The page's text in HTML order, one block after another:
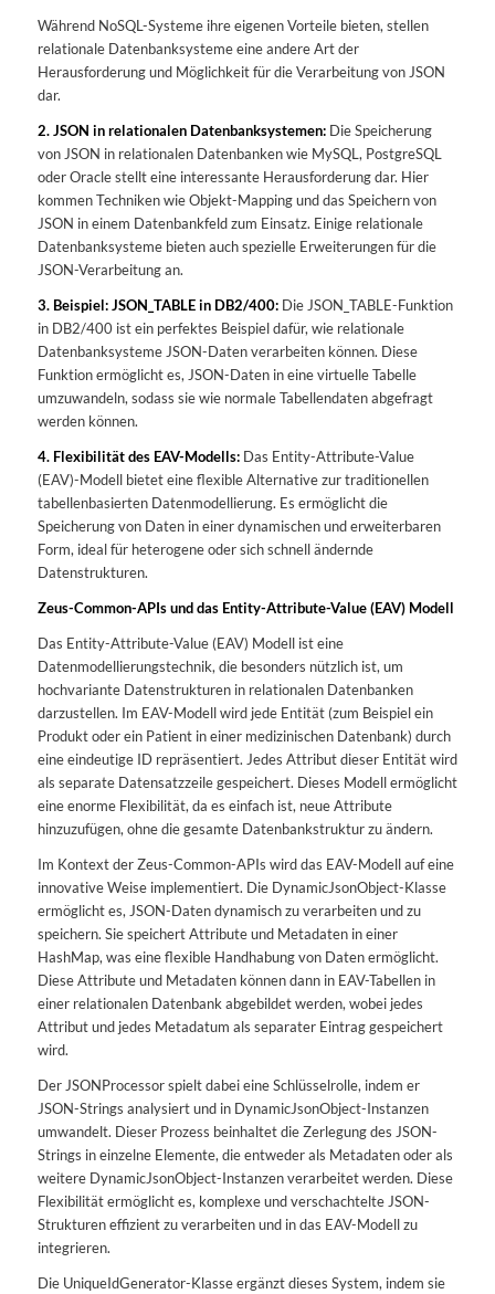
Während NoSQL-Systeme ihre eigenen Vorteile bieten, stellen
relationale Datenbanksysteme eine andere Art der
Herausforderung und Möglichkeit für die Verarbeitung von JSON
dar.
2. JSON in relationalen Datenbanksystemen:Die Speicherung
von JSON in relationalen Datenbanken wie MySQL, PostgreSQL
oder Oracle stellt eine interessante Herausforderung dar. Hier
kommen Techniken wie Objekt-Mapping und das Speichern von
JSON in einem Datenbankfeld zum Einsatz. Einige relationale
Datenbanksysteme bieten auch spezielle Erweiterungen für die
JSON-Verarbeitung an.
3. Beispiel: JSON_TABLE in DB2/400:Die JSON_TABLE-Funktion
in DB2/400 ist ein perfektes Beispiel dafür, wie relationale
Datenbanksysteme JSON-Daten verarbeiten können. Diese
Funktion ermöglicht es, JSON-Daten in eine virtuelle Tabelle
umzuwandeln, sodass sie wie normale Tabellendaten abgefragt
werden können.
4. Flexibilität des EAV-Modells:Das Entity-Attribute-Value
(EAV)-Modell bietet eine flexible Alternative zur traditionellen
tabellenbasierten Datenmodellierung. Es ermöglicht die
Speicherung von Daten in einer dynamischen und erweiterbaren
Form, ideal für heterogene oder sich schnell ändernde
Datenstrukturen.
Zeus-Common-APIs und das Entity-Attribute-Value (EAV) Modell
Das Entity-Attribute-Value (EAV) Modell ist eine
Datenmodellierungstechnik, die besonders nützlich ist, um
hochvariante Datenstrukturen in relationalen Datenbanken
darzustellen. Im EAV-Modell wird jede Entität (zum Beispiel ein
Produkt oder ein Patient in einer medizinischen Datenbank) durch
eine eindeutige ID repräsentiert. Jedes Attribut dieser Entität wird
als separate Datensatzzeile gespeichert. Dieses Modell ermöglicht
eine enorme Flexibilität, da es einfach ist, neue Attribute
hinzuzufügen, ohne die gesamte Datenbankstruktur zu ändern.
Im Kontext der Zeus-Common-APIs wird das EAV-Modell auf eine
innovative Weise implementiert. Die DynamicJsonObject-Klasse
ermöglicht es, JSON-Daten dynamisch zu verarbeiten und zu
speichern. Sie speichert Attribute und Metadaten in einer
HashMap, was eine flexible Handhabung von Daten ermöglicht.
Diese Attribute und Metadaten können dann in EAV-Tabellen in
einer relationalen Datenbank abgebildet werden, wobei jedes
Attribut und jedes Metadatum als separater Eintrag gespeichert
wird.
Der JSONProcessor spielt dabei eine Schlüsselrolle, indem er
JSON-Strings analysiert und in DynamicJsonObject-Instanzen
umwandelt. Dieser Prozess beinhaltet die Zerlegung des JSON-
Strings in einzelne Elemente, die entweder als Metadaten oder als
weitere DynamicJsonObject-Instanzen verarbeitet werden. Diese
Flexibilität ermöglicht es, komplexe und verschachtelte JSON-
Strukturen effizient zu verarbeiten und in das EAV-Modell zu
integrieren.
Die UniqueIdGenerator-Klasse ergänzt dieses System, indem sie